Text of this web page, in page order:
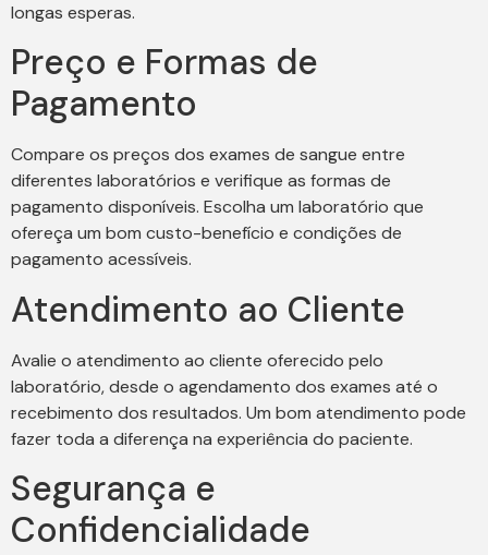
longas esperas.
Preço e Formas de
Pagamento
Compare os preços dos exames de sangue entre
diferentes laboratórios e verifique as formas de
pagamento disponíveis. Escolha um laboratório que
ofereça um bom custo-benefício e condições de
pagamento acessíveis.
Atendimento ao Cliente
Avalie o atendimento ao cliente oferecido pelo
laboratório, desde o agendamento dos exames até o
recebimento dos resultados. Um bom atendimento pode
fazer toda a diferença na experiência do paciente.
Segurança e
Confidencialidade